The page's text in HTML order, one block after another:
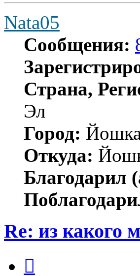
Nata05
Сообщения:
Страна,
Эл
Город:
Откуда:
Благодарил
Re: из какого